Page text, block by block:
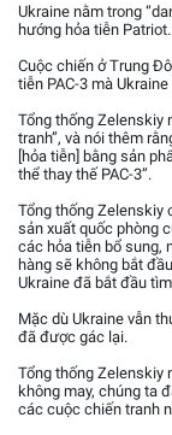
Ukraine nằm trong
hướng hỏa tiễn Patriot.
Cuộc chiến ở Trung
tiễn PAC-3 mà
Tổng thống Zelenskiy
tranh”, và nói thêm
[hỏa tiễn] bằng sản
thể thay thế PAC-3”.
Tổng thống Zelenskiy
sản xuất quốc phòng
các hỏa tiễn bổ sung,
hàng sẽ không bắt
Ukraine đã bắt đầu
Mặc dù Ukraine vẫn
đã được gác lại.
Tổng thống Zelenskiy
không may, chúng ta
các cuộc chiến tranh